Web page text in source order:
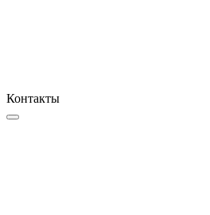
Контакты